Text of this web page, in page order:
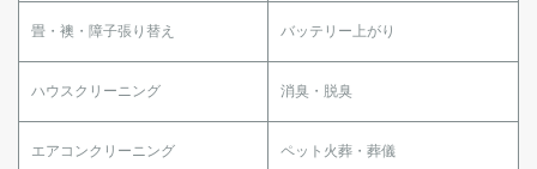
畳・襖・障子張り替え バッテリー上がり
ハウスクリーニング 消臭・脱臭
エアコンクリーニング ペット火葬・葬儀